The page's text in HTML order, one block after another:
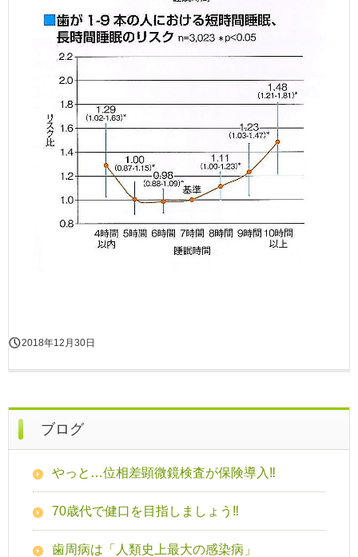
2018年12月30日
ブログ
やっと…位相差顕微鏡検査が保険導入‼
70歳代で健口を目指しましょう‼
歯周病は「人類史上最大の感染病」